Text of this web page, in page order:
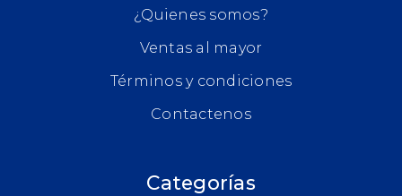
¿Quienes somos?
Ventas al mayor
Términos y condiciones
Contactenos
Categorías